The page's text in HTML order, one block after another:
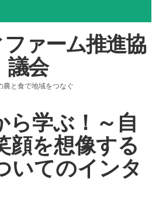
ァーム推進協
議会
農と食で地域をつなぐ
ら学ぶ！～自
顔を想像する
いてのインタ